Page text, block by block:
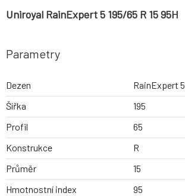
Uniroyal RainExpert 5 195/65 R 15 95H
Parametry
Dezen
RainExpert 5
Šířka
195
Profil
65
Konstrukce
R
Průměr
15
Hmotnostní index
95